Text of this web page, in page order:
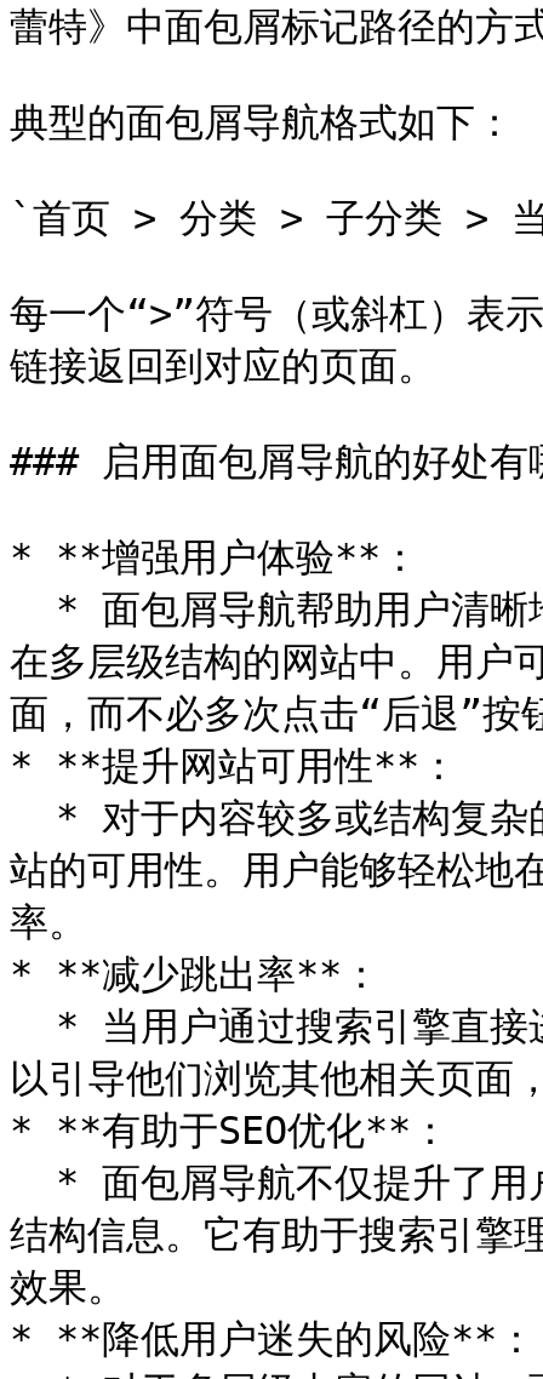
蕾特》中面包屑标记路径的方
典型的面包屑导航格式如下：
`首页 > 分类 > 子分类 >
每一个“>”符号（或斜杠）表
链接返回到对应的页面。
### 启用面包屑导航的好处有
* **增强用户体验**：
在多层级结构的网站中。用户
面，而不必多次点击“后退”按
* **提升网站可用性**：
站的可用性。用户能够轻松地
率。
* **减少跳出率**：
以引导他们浏览其他相关页面
* **有助于SEO优化**：
结构信息。它有助于搜索引擎
效果。
* **降低用户迷失的风险**：